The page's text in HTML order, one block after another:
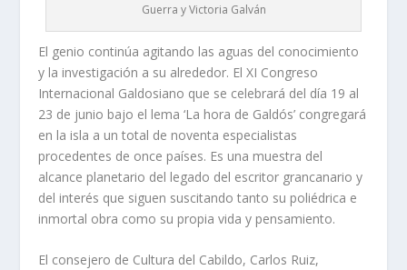
Guerra y Victoria Galván
El genio continúa agitando las aguas del conocimiento
y la investigación a su alrededor. El XI Congreso
Internacional Galdosiano que se celebrará del día 19 al
23 de junio bajo el lema ‘La hora de Galdós’ congregará
en la isla a un total de noventa especialistas
procedentes de once países. Es una muestra del
alcance planetario del legado del escritor grancanario y
del interés que siguen suscitando tanto su poliédrica e
inmortal obra como su propia vida y pensamiento.
El consejero de Cultura del Cabildo, Carlos Ruiz,